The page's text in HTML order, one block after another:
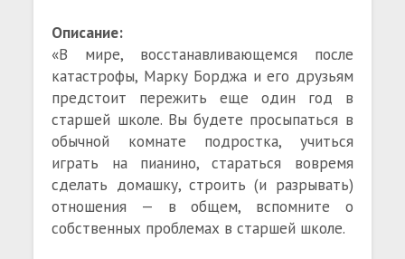
Описание:
«В мире, восстанавливающемся после
катастрофы, Марку Борджа и его друзьям
предстоит пережить еще один год в
старшей школе. Вы будете просыпаться в
обычной комнате подростка, учиться
играть на пианино, стараться вовремя
сделать домашку, строить (и разрывать)
отношения — в общем, вспомните о
собственных проблемах в старшей школе.